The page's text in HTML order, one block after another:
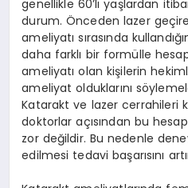
genellikle 60’lı yaşlardan
durum. Önceden lazer
ameliyatı sırasında
daha farklı bir formülle
ameliyatı olan kişilerin
ameliyat olduklarını
Katarakt ve lazer cerrahileri
doktorlar açısından bu
zor değildir. Bu nedenle
edilmesi tedavi başarısını